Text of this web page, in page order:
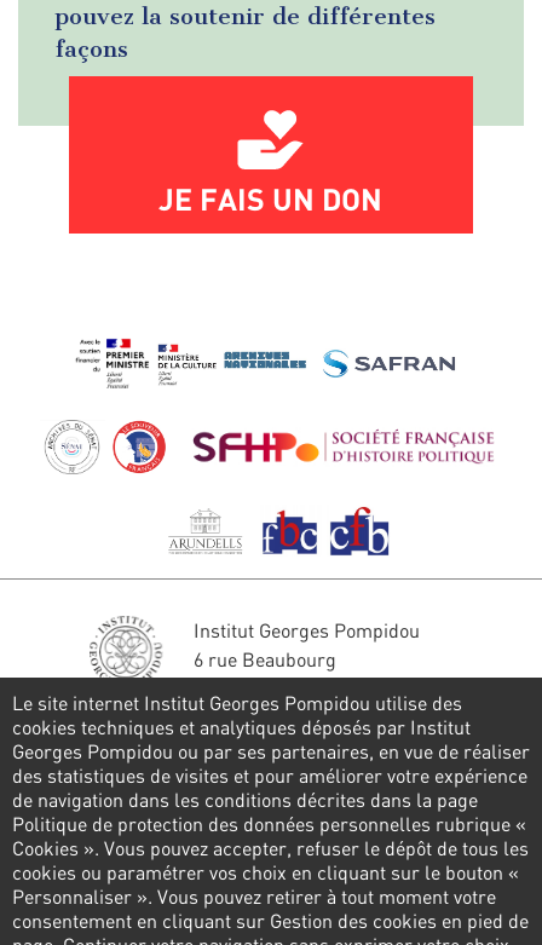
pouvez la soutenir de différentes
façons
JE FAIS UN DON
Institut Georges Pompidou
6 rue Beaubourg
Tél. : 01 44 78 41 22
Restons en contact
FORMULAIRE DE CONTACT
Suivez-nous
Le site internet Institut Georges Pompidou utilise des
cookies techniques et analytiques déposés par Institut
Georges Pompidou ou par ses partenaires, en vue de réaliser
des statistiques de visites et pour améliorer votre expérience
de navigation dans les conditions décrites dans la page
Politique de protection des données personnelles rubrique «
Cookies ». Vous pouvez accepter, refuser le dépôt de tous les
cookies ou paramétrer vos choix en cliquant sur le bouton «
Personnaliser ». Vous pouvez retirer à tout moment votre
consentement en cliquant sur Gestion des cookies en pied de